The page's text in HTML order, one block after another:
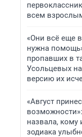
всем
«Они всё еще
нужна
пропавших в
Усольцевых
версию их
«Август
назвала, кому
зодиака